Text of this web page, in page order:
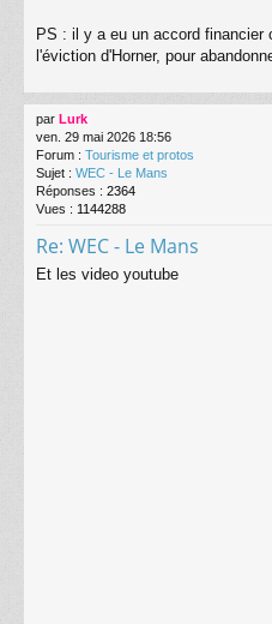
PS : il y a eu un accord financier
l'éviction d'Horner, pour
par Lurk
ven. 29 mai 2026 18:56
Forum : Tourisme et protos
Sujet : WEC - Le Mans
Réponses : 2364
Vues : 1144288
Re: WEC - Le Mans
Et les video youtube